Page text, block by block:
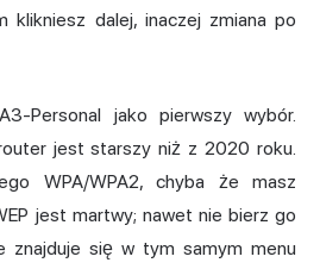
klikniesz dalej, inaczej zmiana po
Personal jako pierwszy wybór.
jest starszy niż z 2020 roku.
WPA/WPA2, chyba że masz
jest martwy; nawet nie bierz go
znajduje się w tym samym menu